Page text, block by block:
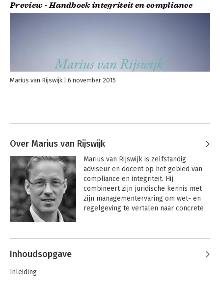
Preview - Handboek integriteit en compliance
Marius van Rijswijk 6 november 2015
Over Marius van Rijswijk
Marius van Rijswijk is zelfstandig
adviseur en docent op het gebied van
compliance en integriteit. Hij
combineert zijn juridische kennis met
zijn managementervaring om wet- en
regelgeving te vertalen naar concrete
Inhoudsopgave
Inleiding